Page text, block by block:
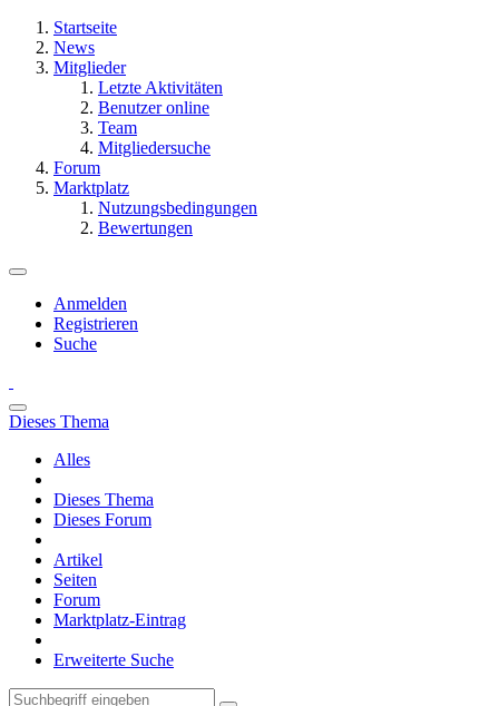
Startseite
News
Mitglieder
Letzte Aktivitäten
Benutzer online
Team
Mitgliedersuche
Forum
Marktplatz
Nutzungsbedingungen
Bewertungen
Anmelden
Registrieren
Suche
Dieses Thema
Alles
Dieses Thema
Dieses Forum
Artikel
Seiten
Forum
Marktplatz-Eintrag
Erweiterte Suche